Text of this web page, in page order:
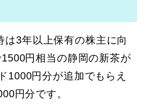
3年以上保有の株主に向
円相当の静岡の新茶が
1000円分が追加でもらえ
円分です。